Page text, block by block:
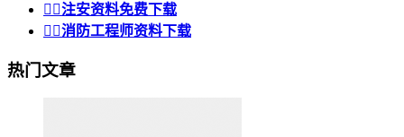
 注安资料免费下载
 消防工程师资料下载
热门文章